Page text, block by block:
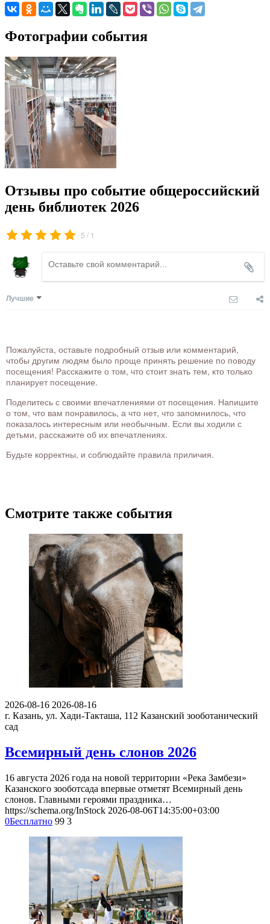
Фотографии события
Отзывы про событие общероссийский
день библиотек 2026
5 / 1
Лучшие
Пожалуйста, оставьте подробный отзыв или комментарий,
чтобы другим людям было проще принять решение по поводу
посещения! Расскажите о том, что стоит знать тем, кто только
планирует посещение.
Поделитесь с своими впечатлениями от посещения. Напишите
о том, что вам понравилось, а что нет, что запомнилось, что
показалось интересным или необычным. Если вы ходили с
детьми, расскажите об их впечатлениях.
Будьте корректны, и соблюдайте правила приличия.
Смотрите также события
2026-08-16 2026-08-16
г. Казань, ул. Хади-Такташа, 112 Казанский зооботанический
сад
Всемирный день слонов 2026
16 августа 2026 года на новой территории «Река Замбези»
Казанского зооботсада впервые отметят Всемирный день
слонов. Главными героями праздника…
https://schema.org/InStock 2026-08-06T14:35:00+03:00
0Бесплатно 99 3